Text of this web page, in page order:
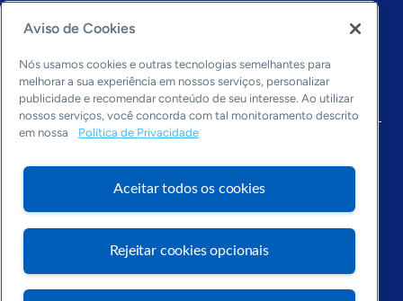
Economia & Política
Cultura empreendedora
Dados
Arquivo
Aviso de Cookies
Nós usamos cookies e outras tecnologias semelhantes para
melhorar a sua experiência em nossos serviços, personalizar
publicidade e recomendar conteúdo de seu interesse. Ao utilizar
nossos serviços, você concorda com tal monitoramento descrito
em nossa
Política de Privacidade
Aceitar todos os cookies
Rejeitar cookies opcionais